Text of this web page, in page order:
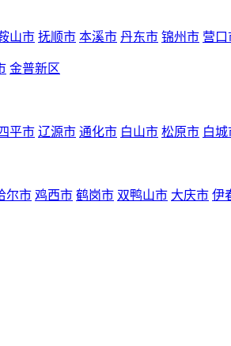
山市 抚顺市 本溪市 丹东市 锦州市 营口
金普新区
平市 辽源市 通化市 白山市 松原市 白城
尔市 鸡西市 鹤岗市 双鸭山市 大庆市 伊